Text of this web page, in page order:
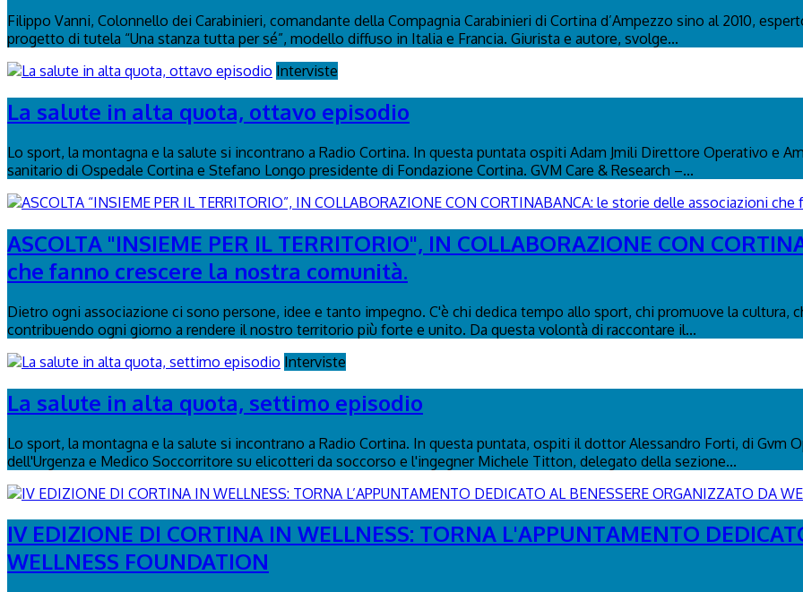
Filippo Vanni, Colonnello dei Carabinieri, comandante della Compagnia Carabinieri di Cortina d’Ampezzo sino al 2010,
progetto di tutela “Una stanza tutta per sé”, modello diffuso in Italia e Francia. Giurista e autore, svolge...
Interviste
La salute in alta quota, ottavo episodio
Lo sport, la montagna e la salute si incontrano a Radio Cortina. In questa puntata ospiti Adam Jmili Direttore Operativo e
sanitario di Ospedale Cortina e Stefano Longo presidente di Fondazione Cortina. GVM Care & Research –...
ASCOLTA "INSIEME PER IL TERRITORIO", IN COLLABORAZIONE CON
che fanno crescere la nostra comunità.
Dietro ogni associazione ci sono persone, idee e tanto impegno. C'è chi dedica tempo allo sport, chi promuove la cultura,
contribuendo ogni giorno a rendere il nostro territorio più forte e unito. Da questa volontà di raccontare il...
Interviste
La salute in alta quota, settimo episodio
Lo sport, la montagna e la salute si incontrano a Radio Cortina. In questa puntata, ospiti il dottor Alessandro Forti, di Gvm
dell'Urgenza e Medico Soccorritore su elicotteri da soccorso e l'ingegner Michele Titton, delegato della sezione...
IV EDIZIONE DI CORTINA IN WELLNESS: TORNA L'APPUNTAMENTO
WELLNESS FOUNDATION